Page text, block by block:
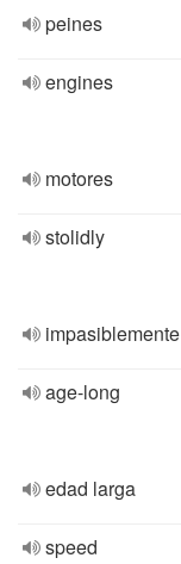
peines
engines
motores
stolidly
impasiblemente
age-long
edad larga
speed